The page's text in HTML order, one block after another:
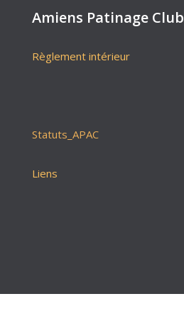
Amiens Patinage Club
Règlement intérieur
Statuts_APAC
Liens